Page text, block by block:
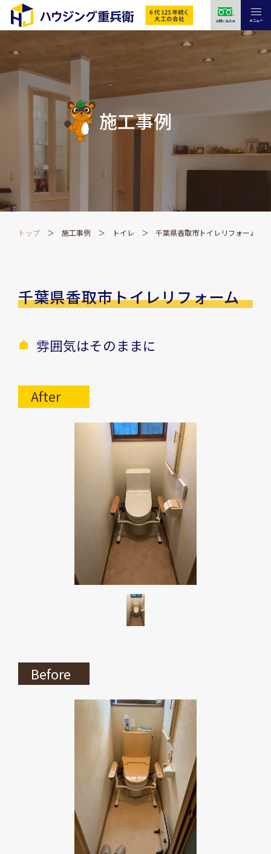
お問い合わせ メニュー
施工事例
トップ 施工事例 トイレ 千葉県香取市トイレリフォーム
千葉県香取市トイレリフォーム
雰囲気はそのままに
After
Before